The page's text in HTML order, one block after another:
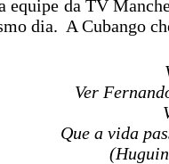
equipe da TV
dia. A Cubango
Ver
Que a vida